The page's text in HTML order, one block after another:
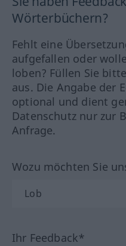
Wörterbüchern?
Fehlt eine
aufgefallen oder
loben? Füllen Sie
aus. Die Angabe der
optional und dient
Datenschutz nur zur
Anfrage.
Wozu möchten Sie
Ihr Feedback*